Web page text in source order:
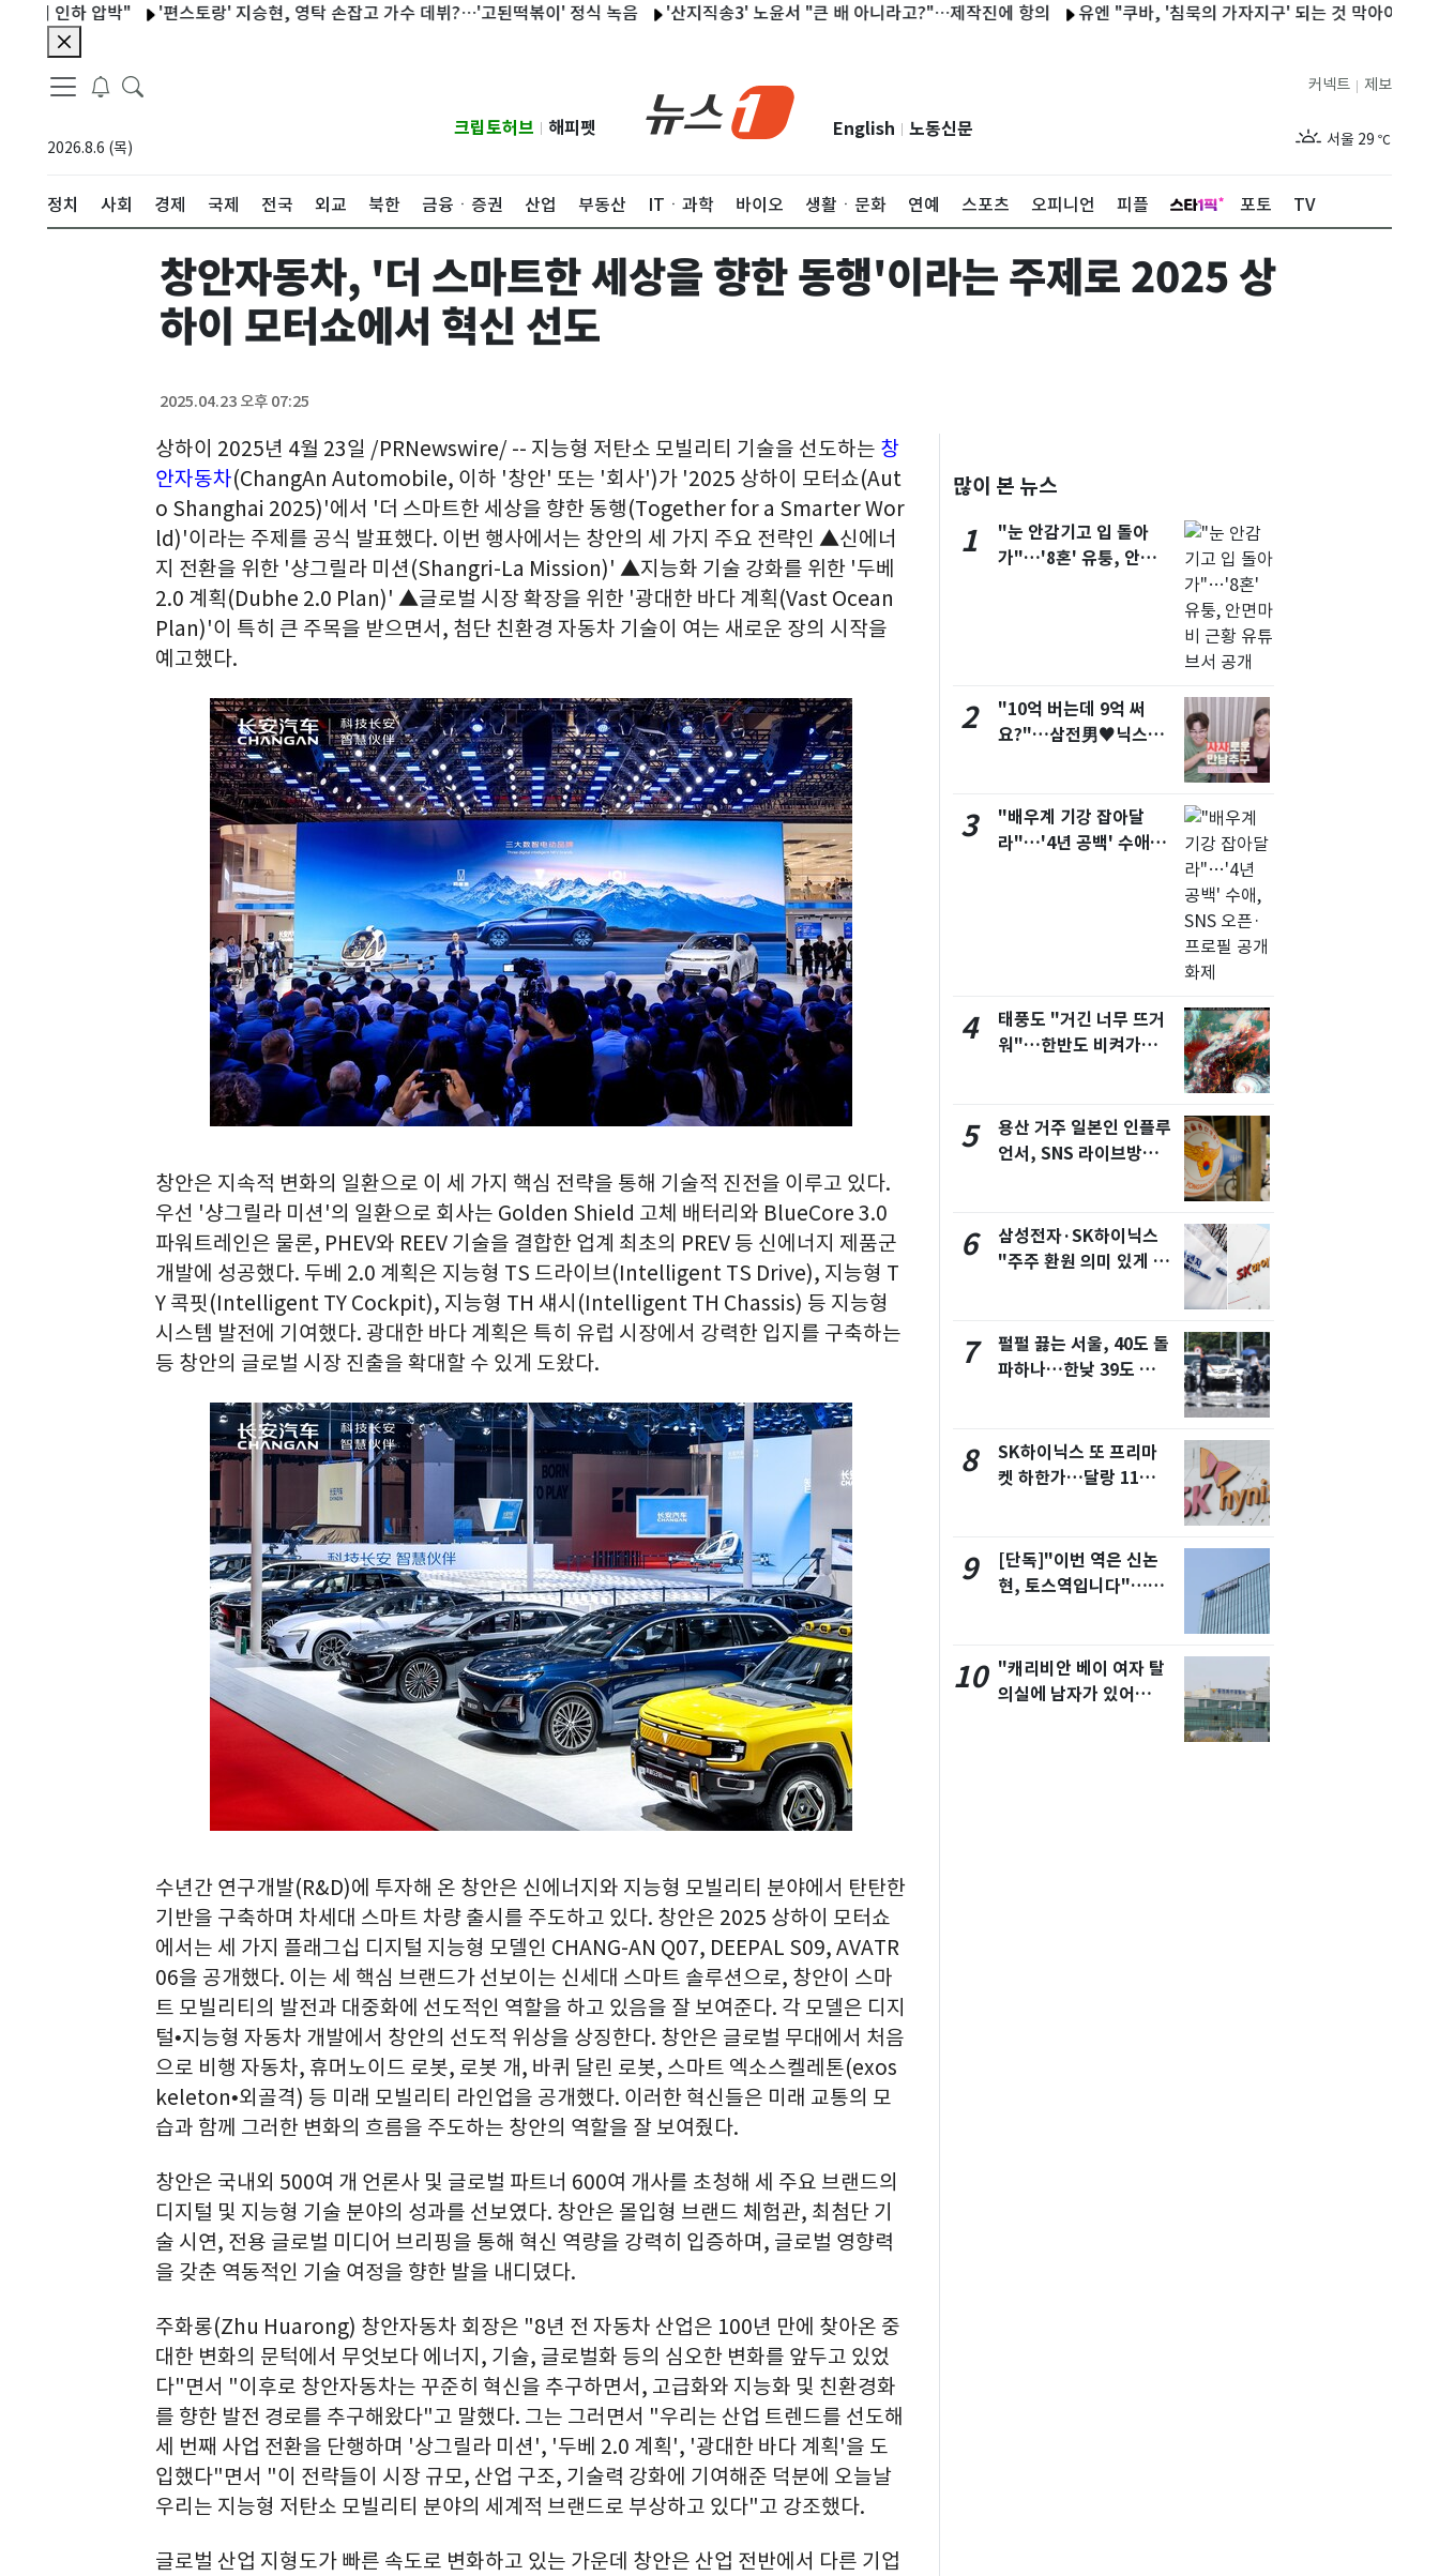
하 압박" '편스토랑' 지승현, 영탁 손잡고 가수 데뷔?…'고된떡볶이' 정식 녹음 '산지직송3' 노윤서 "큰 배 아니라고?"…제작진에 항의 유엔 "쿠바, '침묵의 가자지구' 되는 것 막아야…美제재 중
2026.8.6 (목)
크립토허브 해피펫 English 노동신문
제보
커넥트
서울 29 ℃
정치 사회 경제 국제 전국 외교 북한 금융ㆍ증권 산업 부동산 ITㆍ과학 바이오 생활ㆍ문화 연예 스포츠 오피니언 피플 포토 TV
창안자동차, '더 스마트한 세상을 향한 동행'이라는 주제로 2025 상
하이 모터쇼에서 혁신 선도
2025.04.23 오후 07:25
상하이 2025년 4월 23일 /PRNewswire/ -- 지능형 저탄소 모빌리티 기술을 선도하는 창
안자동차(ChangAn Automobile, 이하 '창안' 또는 '회사')가 '2025 상하이 모터쇼(Aut
o Shanghai 2025)'에서 '더 스마트한 세상을 향한 동행(Together for a Smarter Wor
ld)'이라는 주제를 공식 발표했다. 이번 행사에서는 창안의 세 가지 주요 전략인 ▲신에너
지 전환을 위한 '샹그릴라 미션(Shangri-La Mission)' ▲지능화 기술 강화를 위한 '두베
2.0 계획(Dubhe 2.0 Plan)' ▲글로벌 시장 확장을 위한 '광대한 바다 계획(Vast Ocean
Plan)'이 특히 큰 주목을 받으면서, 첨단 친환경 자동차 기술이 여는 새로운 장의 시작을
예고했다.
창안은 지속적 변화의 일환으로 이 세 가지 핵심 전략을 통해 기술적 진전을 이루고 있다.
우선 '샹그릴라 미션'의 일환으로 회사는 Golden Shield 고체 배터리와 BlueCore 3.0
파워트레인은 물론, PHEV와 REEV 기술을 결합한 업계 최초의 PREV 등 신에너지 제품군
개발에 성공했다. 두베 2.0 계획은 지능형 TS 드라이브(Intelligent TS Drive), 지능형 T
Y 콕핏(Intelligent TY Cockpit), 지능형 TH 섀시(Intelligent TH Chassis) 등 지능형
시스템 발전에 기여했다. 광대한 바다 계획은 특히 유럽 시장에서 강력한 입지를 구축하는
등 창안의 글로벌 시장 진출을 확대할 수 있게 도왔다.
수년간 연구개발(R&D)에 투자해 온 창안은 신에너지와 지능형 모빌리티 분야에서 탄탄한
기반을 구축하며 차세대 스마트 차량 출시를 주도하고 있다. 창안은 2025 상하이 모터쇼
에서는 세 가지 플래그십 디지털 지능형 모델인 CHANG-AN Q07, DEEPAL S09, AVATR
06을 공개했다. 이는 세 핵심 브랜드가 선보이는 신세대 스마트 솔루션으로, 창안이 스마
트 모빌리티의 발전과 대중화에 선도적인 역할을 하고 있음을 잘 보여준다. 각 모델은 디지
털•지능형 자동차 개발에서 창안의 선도적 위상을 상징한다. 창안은 글로벌 무대에서 처음
으로 비행 자동차, 휴머노이드 로봇, 로봇 개, 바퀴 달린 로봇, 스마트 엑소스켈레톤(exos
keleton•외골격) 등 미래 모빌리티 라인업을 공개했다. 이러한 혁신들은 미래 교통의 모
습과 함께 그러한 변화의 흐름을 주도하는 창안의 역할을 잘 보여줬다.
창안은 국내외 500여 개 언론사 및 글로벌 파트너 600여 개사를 초청해 세 주요 브랜드의
디지털 및 지능형 기술 분야의 성과를 선보였다. 창안은 몰입형 브랜드 체험관, 최첨단 기
술 시연, 전용 글로벌 미디어 브리핑을 통해 혁신 역량을 강력히 입증하며, 글로벌 영향력
을 갖춘 역동적인 기술 여정을 향한 발을 내디뎠다.
주화롱(Zhu Huarong) 창안자동차 회장은 "8년 전 자동차 산업은 100년 만에 찾아온 중
대한 변화의 문턱에서 무엇보다 에너지, 기술, 글로벌화 등의 심오한 변화를 앞두고 있었
다"면서 "이후로 창안자동차는 꾸준히 혁신을 추구하면서, 고급화와 지능화 및 친환경화
를 향한 발전 경로를 추구해왔다"고 말했다. 그는 그러면서 "우리는 산업 트렌드를 선도해
세 번째 사업 전환을 단행하며 '상그릴라 미션', '두베 2.0 계획', '광대한 바다 계획'을 도
입했다"면서 "이 전략들이 시장 규모, 산업 구조, 기술력 강화에 기여해준 덕분에 오늘날
우리는 지능형 저탄소 모빌리티 분야의 세계적 브랜드로 부상하고 있다"고 강조했다.
글로벌 산업 지형도가 빠른 속도로 변화하고 있는 가운데 창안은 산업 전반에서 다른 기업
많이 본 뉴스
1
"눈 안감기고 입 돌아
가"…'8혼' 유퉁, 안면
2
"10억 버는데 9억 써
요?"…삼전男♥닉스女
3
"배우계 기강 잡아달
라"…'4년 공백' 수애,
4
태풍도 "거긴 너무 뜨거
워"…한반도 비켜가는
5
용산 거주 일본인 인플루
언서, SNS 라이브방송
6
삼성전자·SK하이닉스
"주주 환원 의미 있게 확
7
펄펄 끓는 서울, 40도 돌
파하나…한낮 39도 폭염
8
SK하이닉스 또 프리마
켓 하한가…달랑 11주에
9
[단독]"이번 역은 신논
현, 토스역입니다"…서
10 "캐리비안 베이 여자 탈
의실에 남자가 있어